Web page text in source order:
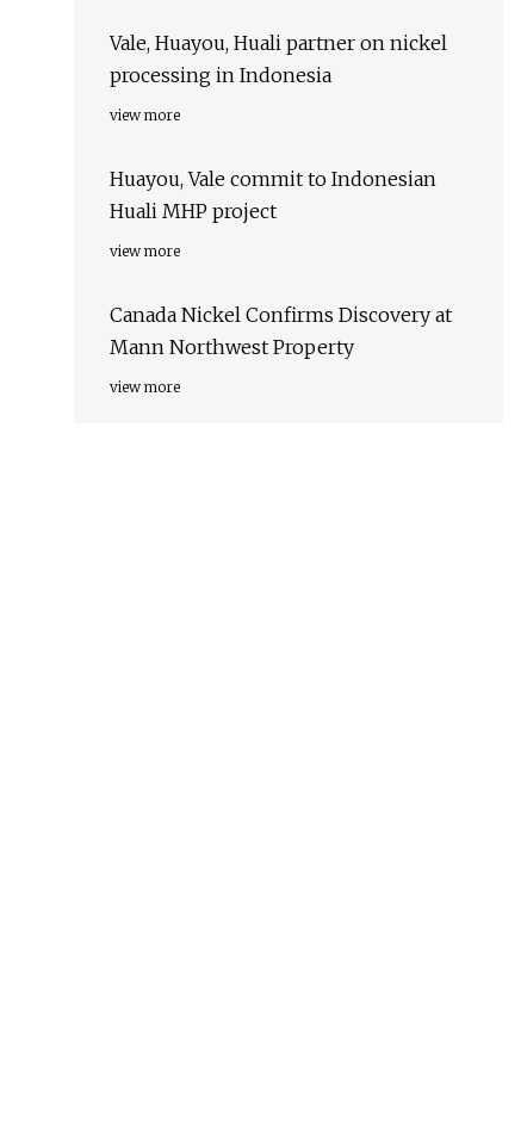
Vale, Huayou, Huali partner on nickel
processing in Indonesia
view more
Huayou, Vale commit to Indonesian
Huali MHP project
view more
Canada Nickel Confirms Discovery at
Mann Northwest Property
view more